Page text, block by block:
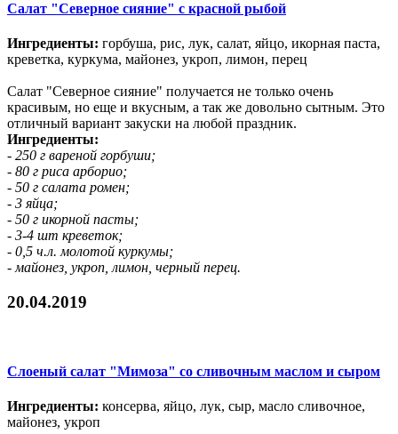
Салат "Северное сияние" с красной рыбой
Ингредиенты: горбуша, рис, лук, салат, яйцо, икорная паста,
креветка, куркума, майонез, укроп, лимон, перец
Салат "Северное сияние" получается не только очень
красивым, но еще и вкусным, а так же довольно сытным. Это
отличный вариант закуски на любой праздник.
Ингредиенты:
- 250 г вареной горбуши;
- 80 г риса арборио;
- 50 г салата ромен;
- 3 яйца;
- 50 г икорной пасты;
- 3-4 шт креветок;
- 0,5 ч.л. молотой куркумы;
- майонез, укроп, лимон, черный перец.
20.04.2019
Слоеный салат "Мимоза" со сливочным маслом и сыром
Ингредиенты: консерва, яйцо, лук, сыр, масло сливочное,
майонез, укроп